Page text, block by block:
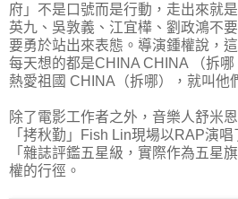
府」不是口號而是行動，走出來就
英九、吳敦義、江宜樺、劉政鴻不
要勇於站出來表態。導演鍾權說，
每天想的都是CHINA CHINA （拆
熱愛祖國 CHINA（拆哪），就叫他
除了電影工作者之外，音樂人舒米
「拷秋勤」Fish Lin現場以RAP演
「雜誌評鑑五星級，實際作為五星
權的行徑。